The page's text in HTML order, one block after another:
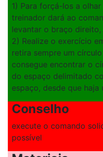
1) Para forçá-los a
treinador dará ao
levantar o braço direito,
2) Realize o exercício
retira sempre um
consegue encontrar o
do espaço delimitado
espaço, desde que haja
Conselho
execute o comando
possível